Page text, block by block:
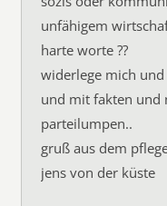
unfähigem
harte worte ??
widerlege mich
und mit fakten und
parteilumpen..
gruß aus dem
jens von der küste